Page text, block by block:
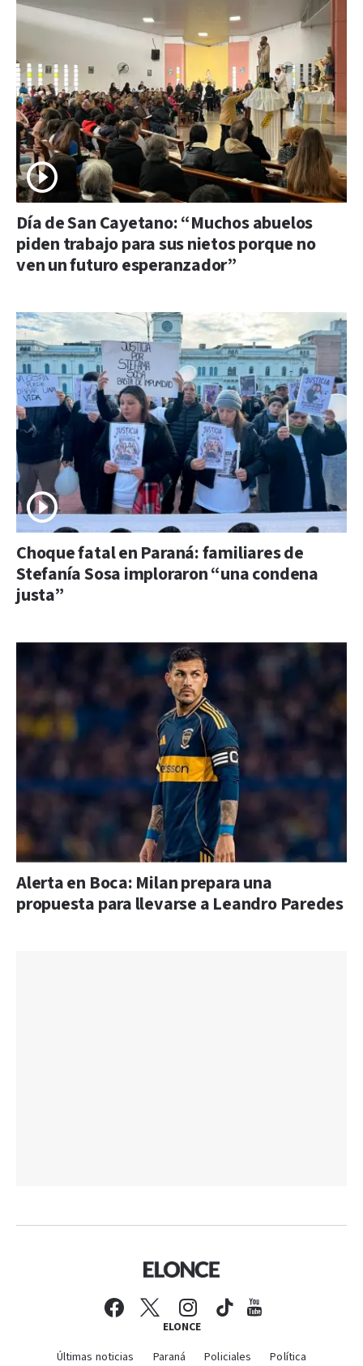
Día de San Cayetano: “Muchos abuelos
piden trabajo para sus nietos porque no
ven un futuro esperanzador”
Choque fatal en Paraná: familiares de
Stefanía Sosa imploraron “una condena
justa”
Alerta en Boca: Milan prepara una
propuesta para llevarse a Leandro Paredes
ELONCE
Últimas noticias Paraná Policiales Política